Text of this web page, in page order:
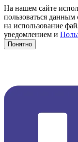
На нашем сайте
пользоваться данным
на использование
уведомлением и
Понятно